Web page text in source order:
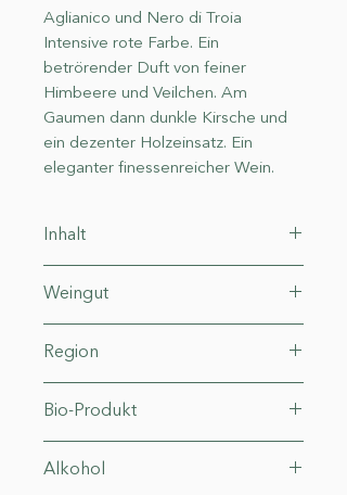
Aglianico und Nero di Troia
Intensive rote Farbe. Ein
betrörender Duft von feiner
Himbeere und Veilchen. Am
Gaumen dann dunkle Kirsche und
ein dezenter Holzeinsatz. Ein
eleganter finessenreicher Wein.
Inhalt
Weingut
Region
Bio-Produkt
Alkohol